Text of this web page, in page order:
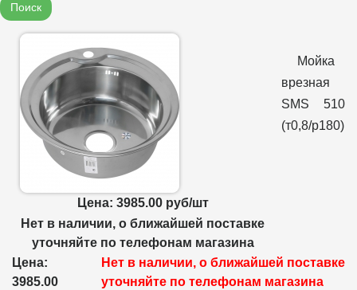
Поиск
Цена: 3985.00 руб/шт
Нет в наличии, о ближайшей поставке
уточняйте по телефонам магазина
Мойка
врезная
SMS 510
(т0,8/р180)
Цена:
3985.00
Нет в наличии, о ближайшей поставке
уточняйте по телефонам магазина